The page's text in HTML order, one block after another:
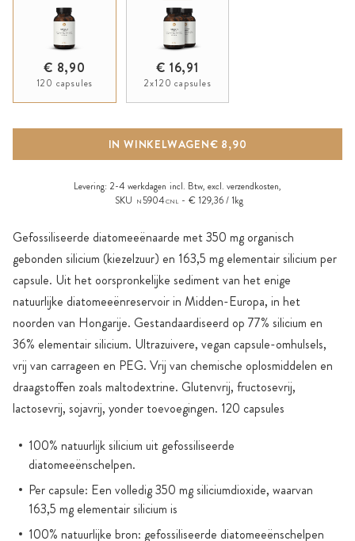
Gefossiliseerde diatomeeënaarde met 350 mg organisch
gebonden silicium (kiezelzuur) en 163,5 mg elementair silicium per
capsule. Uit het oorspronkelijke sediment van het enige
natuurlijke diatomeeënreservoir in Midden-Europa, in het
noorden van Hongarije. Gestandaardiseerd op 77% silicium en
36% elementair silicium. Ultrazuivere, vegan capsule-omhulsels,
vrij van carrageen en PEG. Vrij van chemische oplosmiddelen en
draagstoffen zoals maltodextrine. Glutenvrij, fructosevrij,
lactosevrij, sojavrij, yonder toevoegingen. 120 capsules
100% natuurlijk silicium uit gefossiliseerde
diatomeeënschelpen.
Per capsule: Een volledig 350 mg siliciumdioxide, waarvan
163,5 mg elementair silicium is
100% natuurlijke bron: gefossiliseerde diatomeeënschelpen
€ 8,90
120 capsules
€ 16,91
2x120 capsules
IN WINKELWAGEN€ 8,90
Levering: 2-4 werkdagen incl. Btw, excl. verzendkosten,
SKU
N 5904CNL € 129,36 / 1kg